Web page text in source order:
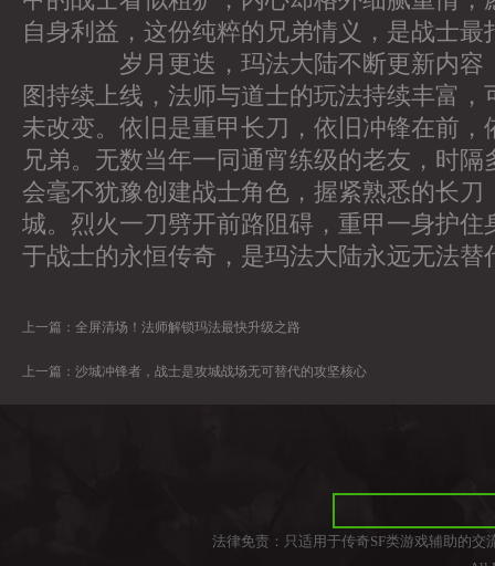
自身利益，这份纯粹的兄弟情义，是战士最
岁月更迭，玛法大陆不断更新内容，
图持续上线，法师与道士的玩法持续丰富，
未改变。依旧是重甲长刀，依旧冲锋在前，
兄弟。无数当年一同通宵练级的老友，时
会毫不犹豫创建战士角色，握紧熟悉的长刀
城。烈火一刀劈开前路阻碍，重甲一身护住
于战士的永恒传奇，是玛法大陆永远无法替
上一篇： 全屏清场！法师解锁玛法最快升级之路
上一篇： 沙城冲锋者，战士是攻城战场无可替代的攻坚核心
法律免责：只适用于传奇SF类游戏辅助的